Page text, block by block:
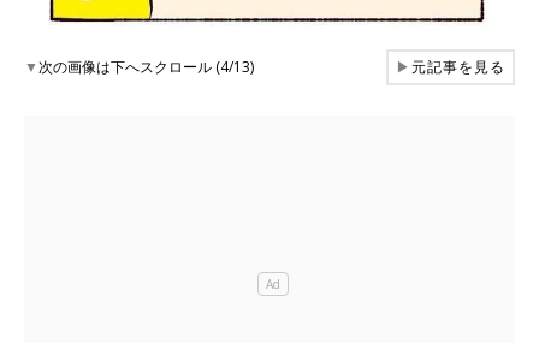
▼次の画像は下へスクロール (4/13) ▶元記事を見る